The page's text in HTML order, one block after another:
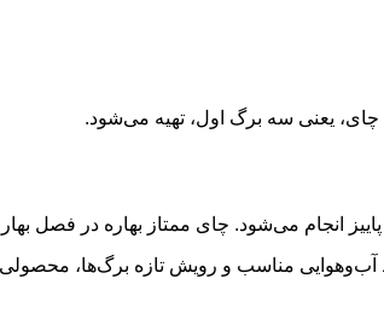
چای، یعنی سه برگ اول، تهیه می‌شود.
انجام می‌شود. چای ممتاز بهاره در فصل
آب‌وهوایی مناسب و رویش تازه برگ‌ها،